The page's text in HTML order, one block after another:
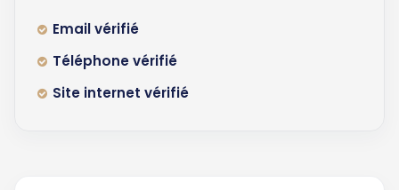
Email vérifié
Téléphone vérifié
Site internet vérifié